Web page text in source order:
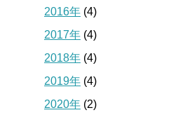
2016年 (4)
2017年 (4)
2018年 (4)
2019年 (4)
2020年 (2)